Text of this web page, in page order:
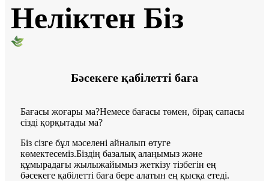
Неліктен Біз
Бәсекеге қабілетті баға
Бағасы жоғары ма?Немесе бағасы төмен, бірақ сапасы
сізді қорқытады ма?
Біз сізге бұл мәселені айналып өтуге
көмектесеміз.Біздің базалық алаңымыз және
құмырадағы жылыжайымыз жеткізу тізбегін ең
бәсекеге қабілетті баға бере алатын ең қысқа етеді.